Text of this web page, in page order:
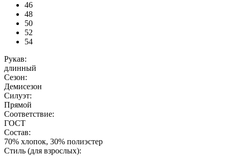
46
48
50
52
54
Рукав:
длинный
Сезон:
Демисезон
Силуэт:
Прямой
Соответствие:
ГОСТ
Состав:
70% хлопок, 30% полиэстер
Стиль (для взрослых):